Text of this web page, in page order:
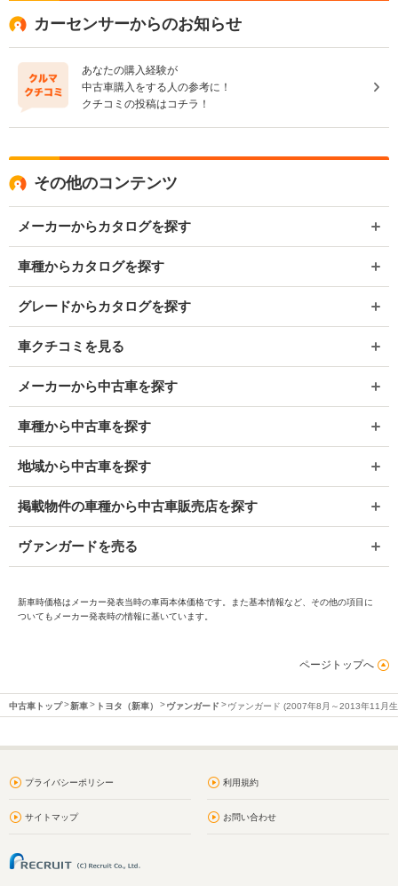
カーセンサーからのお知らせ
あなたの購入経験が
中古車購入をする人の参考に！
クチコミの投稿はコチラ！
その他のコンテンツ
メーカーからカタログを探す
車種からカタログを探す
グレードからカタログを探す
車クチコミを見る
メーカーから中古車を探す
車種から中古車を探す
地域から中古車を探す
掲載物件の車種から中古車販売店を探す
ヴァンガードを売る
新車時価格はメーカー発表当時の車両本体価格です。また基本情報など、その他の項目に
ついてもメーカー発表時の情報に基いています。
ページトップへ
中古車トップ 新車 トヨタ（新車） ヴァンガード ヴァンガード (2007年8月～2013年11月
プライバシーポリシー 利用規約
サイトマップ お問い合わせ